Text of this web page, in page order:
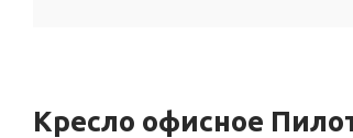
Кресло офисное